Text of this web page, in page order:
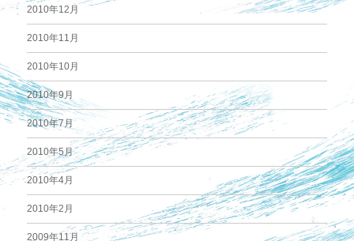
2010年12月
2010年11月
2010年10月
2010年9月
2010年7月
2010年5月
2010年4月
2010年2月
2009年11月